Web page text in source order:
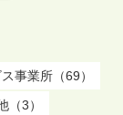
事業所（69）
（3）